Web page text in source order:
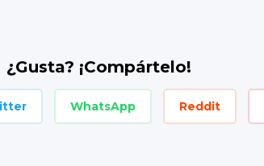
¿Gusta? ¡Compártelo!
WhatsApp Reddit